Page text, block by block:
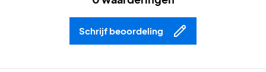
Schrijf beoordeling